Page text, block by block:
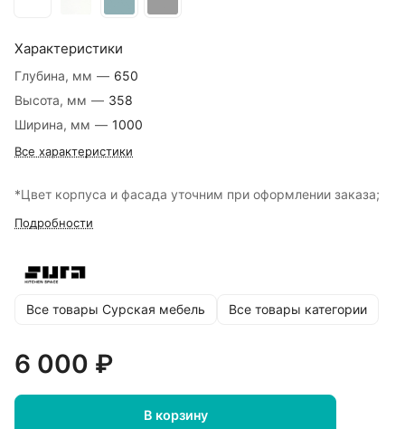
Характеристики
Глубина, мм — 650
Высота, мм — 358
Ширина, мм — 1000
Все характеристики
*Цвет корпуса и фасада уточним при оформлении заказа;
Подробности
Все товары Сурская мебель Все товары категории
6 000 ₽
В корзину